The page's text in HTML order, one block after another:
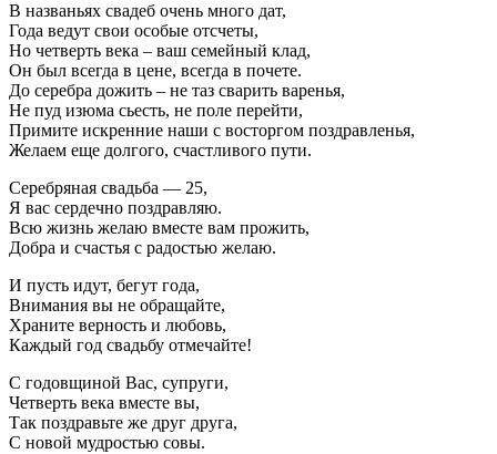
В названьях свадеб очень много дат,
Года ведут свои особые отсчеты,
Но четверть века – ваш семейный клад,
Он был всегда в цене, всегда в почете.
До серебра дожить – не таз сварить варенья,
Не пуд изюма сьесть, не поле перейти,
Примите искренние наши с восторгом поздравленья,
Желаем еще долгого, счастливого пути.
Серебряная свадьба — 25,
Я вас сердечно поздравляю.
Всю жизнь желаю вместе вам прожить,
Добра и счастья с радостью желаю.
И пусть идут, бегут года,
Внимания вы не обращайте,
Храните верность и любовь,
Каждый год свадьбу отмечайте!
С годовщиной Вас, супруги,
Четверть века вместе вы,
Так поздравьте же друг друга,
С новой мудростью совы.